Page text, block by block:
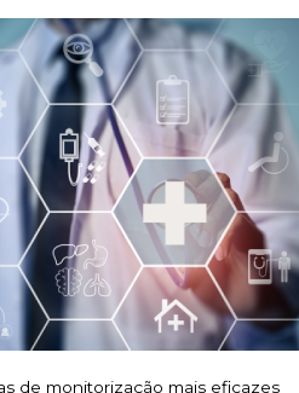
de monitorização mais eficazes